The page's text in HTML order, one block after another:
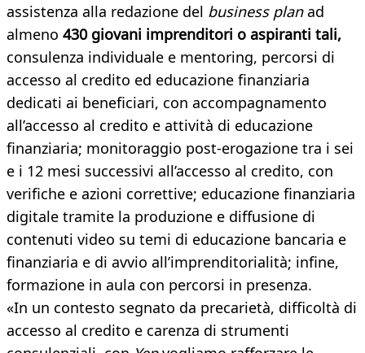
assistenza alla redazione del business planad
almeno 430 giovani imprenditori o aspiranti tali,
consulenza individuale e mentoring, percorsi di
accesso al credito ed educazione finanziaria
dedicati ai beneficiari, con accompagnamento
all’accesso al credito e attività di educazione
finanziaria; monitoraggio post-erogazione tra i sei
e i 12 mesi successivi all’accesso al credito, con
verifiche e azioni correttive; educazione finanziaria
digitale tramite la produzione e diffusione di
contenuti video su temi di educazione bancaria e
finanziaria e di avvio all’imprenditorialità; infine,
formazione in aula con percorsi in presenza.
«In un contesto segnato da precarietà, difficoltà di
accesso al credito e carenza di strumenti